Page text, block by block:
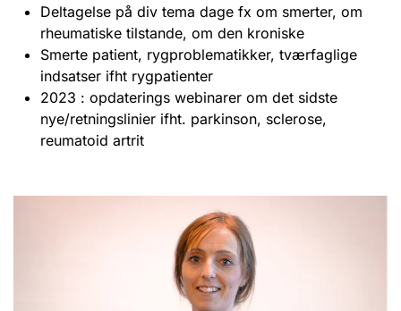
Deltagelse på div tema dage fx om smerter, om
rheumatiske tilstande, om den kroniske
Smerte patient, rygproblematikker, tværfaglige
indsatser ifht rygpatienter
2023 : opdaterings webinarer om det sidste
nye/retningslinier ifht. parkinson, sclerose,
reumatoid artrit